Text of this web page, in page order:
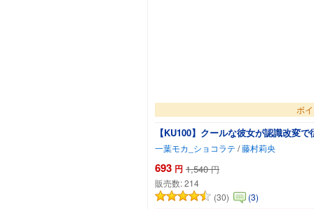
ボ
【KU100】クールな彼女が認識改変
一葉モカ_ショコラテ /藤村莉央
693 円 1,540 円
販売数:214
(30)
(3)